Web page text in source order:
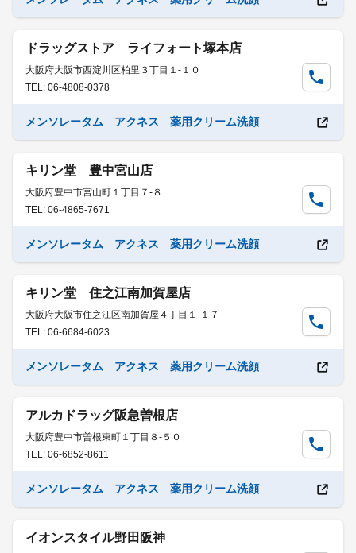
ドラッグストア ライフォート塚本店
大阪府大阪市西淀川区柏里３丁目１-１０
TEL: 06-4808-0378
メンソレータム アクネス 薬用クリーム洗顔
キリン堂 豊中宮山店
大阪府豊中市宮山町１丁目７-８
TEL: 06-4865-7671
メンソレータム アクネス 薬用クリーム洗顔
キリン堂 住之江南加賀屋店
大阪府大阪市住之江区南加賀屋４丁目１-１７
TEL: 06-6684-6023
メンソレータム アクネス 薬用クリーム洗顔
アルカドラッグ阪急曽根店
大阪府豊中市曽根東町１丁目８-５０
TEL: 06-6852-8611
メンソレータム アクネス 薬用クリーム洗顔
イオンスタイル野田阪神